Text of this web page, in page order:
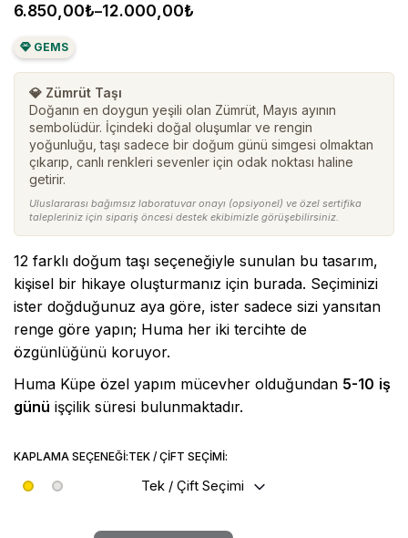
6.850,00₺–12.000,00₺
Fiyat
aralığı:
6.850,00₺
12.000,00₺
GEMS
💎 Zümrüt Taşı
Doğanın en doygun yeşili olan Zümrüt, Mayıs ayının
sembolüdür. İçindeki doğal oluşumlar ve rengin
yoğunluğu, taşı sadece bir doğum günü simgesi olmaktan
çıkarıp, canlı renkleri sevenler için odak noktası haline
getirir.
Uluslararası bağımsız laboratuvar onayı (opsiyonel) ve özel sertifika
talepleriniz için sipariş öncesi destek ekibimizle görüşebilirsiniz.
12 farklı doğum taşı seçeneğiyle sunulan bu tasarım,
kişisel bir hikaye oluşturmanız için burada. Seçiminizi
ister doğduğunuz aya göre, ister sadece sizi yansıtan
renge göre yapın; Huma her iki tercihte de
özgünlüğünü koruyor.
Huma Küpe özel yapım mücevher olduğundan 5-10 iş
günü işçilik süresi bulunmaktadır.
KAPLAMA SEÇENEĞI:TEK / ÇIFT SEÇIMI:
Tek / Çift Seçimi